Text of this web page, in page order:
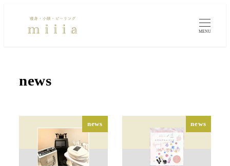
MENU
news
news news